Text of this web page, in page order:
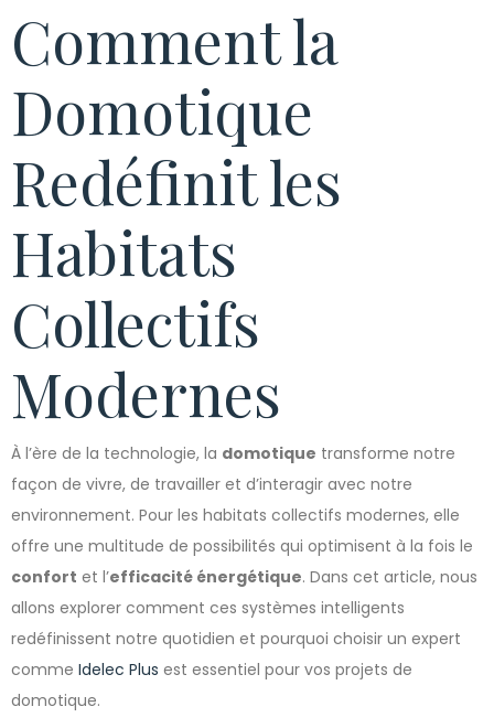
Comment la
Domotique
Redéfinit les
Habitats
Collectifs
Modernes
À l’ère de la technologie, la domotique transforme notre
façon de vivre, de travailler et d’interagir avec notre
environnement. Pour les habitats collectifs modernes, elle
offre une multitude de possibilités qui optimisent à la fois le
confort et l’efficacité énergétique. Dans cet article, nous
allons explorer comment ces systèmes intelligents
redéfinissent notre quotidien et pourquoi choisir un expert
comme Idelec Plus est essentiel pour vos projets de
domotique.